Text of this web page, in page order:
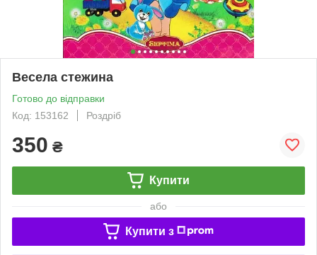
Весела стежина
Готово до відправки
Код: 153162
Роздріб
350 ₴
Купити
або
Купити з